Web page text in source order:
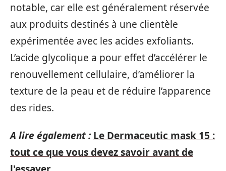
notable, car elle est généralement réservée
aux produits destinés à une clientèle
expérimentée avec les acides exfoliants.
L’acide glycolique a pour effet d’accélérer le
renouvellement cellulaire, d’améliorer la
texture de la peau et de réduire l’apparence
des rides.
A lire également : Le Dermaceutic mask 15 :
tout ce que vous devez savoir avant de